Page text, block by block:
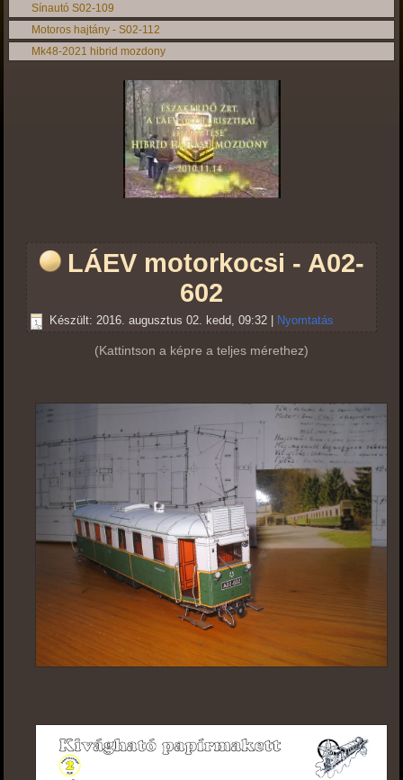
Sínautó S02-109
Motoros hajtány - S02-112
Mk48-2021 hibrid mozdony
LÁEV motorkocsi - A02-
602
Készült: 2016. augusztus 02. kedd, 09:32 Nyomtatás
(Kattintson a képre a teljes mérethez)